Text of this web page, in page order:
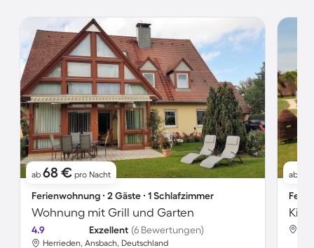
ab 68 € pro Nacht
Ferienwohnung ∙ 2 Gäste ∙ 1 Schlafzimmer
Wohnung mit Grill und Garten
4.9 Exzellent (6 Bewertungen)
Herrieden, Ansbach, Deutschland
ab